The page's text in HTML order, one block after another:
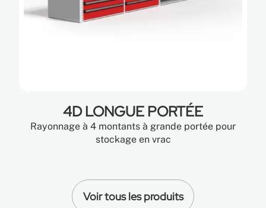
4D LONGUE PORTÉE
Rayonnage à 4 montants à grande portée pour
stockage en vrac
Voir tous les produits